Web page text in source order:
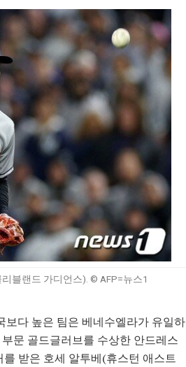
블랜드 가디언스). © AFP=뉴스1
보다 높은 팀은 베네수엘라가 유일하
문 골드글러브를 수상한 안드레스
받은 호세 알투베(휴스턴 애스트